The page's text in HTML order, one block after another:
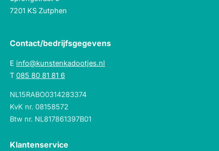
7201 KS Zutphen
Contact/bedrijfsgegevens
E info@kunstenkadootjes.nl
T 085 80 81 81 6
NL15RABO0314283374
KvK nr. 08158572
Btw nr. NL817861397B01
Klantenservice